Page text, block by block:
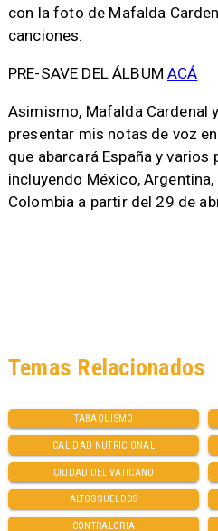
con la foto de Mafalda
canciones.
PRE-SAVE DEL ÁLBUMACÁ
Asimismo, Mafalda Cardenal
presentar mis notas de voz
que abarcará España y
incluyendo México, Argentina,
Colombia a partir del 29 de
TABAQUISMO
CALIDAD NUTRICIONAL
CIUDAD DEL VATICANO
ALTOS SUELDOS
CONTRALORIA
Temas Relacionados